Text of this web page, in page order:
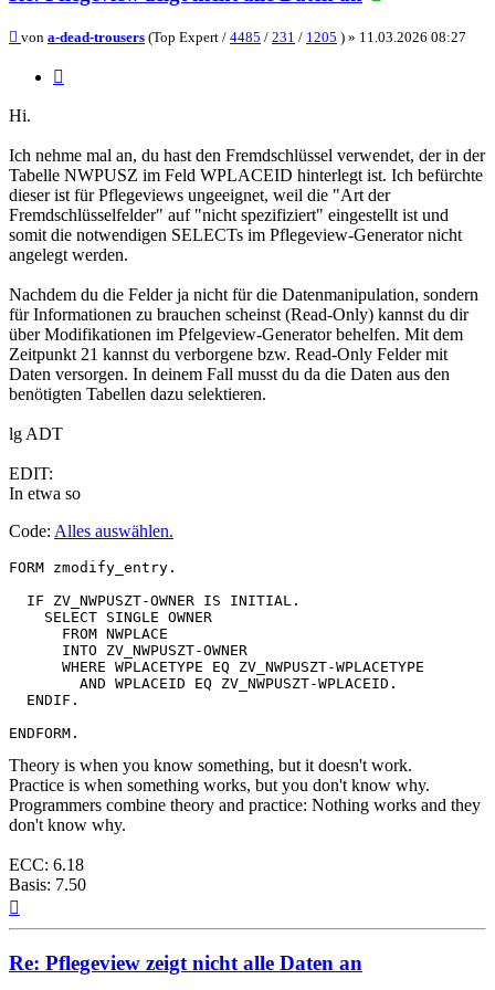
Beitrag
von a-dead-trousers (Top Expert / 4485 / 231 / 1205 ) » 11.03.2026 08:27
Hi.
Ich nehme mal an, du hast den Fremdschlüssel verwendet, der in der
Tabelle NWPUSZ im Feld WPLACEID hinterlegt ist. Ich befürchte
dieser ist für Pflegeviews ungeeignet, weil die "Art der
Fremdschlüsselfelder" auf "nicht spezifiziert" eingestellt ist und
somit die notwendigen SELECTs im Pflegeview-Generator nicht
angelegt werden.
Nachdem du die Felder ja nicht für die Datenmanipulation, sondern
für Informationen zu brauchen scheinst (Read-Only) kannst du dir
über Modifikationen im Pfelgeview-Generator behelfen. Mit dem
Zeitpunkt 21 kannst du verborgene bzw. Read-Only Felder mit
Daten versorgen. In deinem Fall musst du da die Daten aus den
benötigten Tabellen dazu selektieren.
lg ADT
EDIT:
In etwa so
Code: Alles auswählen.
FORM zmodify_entry.
  IF ZV_NWPUSZT-OWNER IS INITIAL.
    SELECT SINGLE OWNER
      FROM NWPLACE
      INTO ZV_NWPUSZT-OWNER
      WHERE WPLACETYPE EQ ZV_NWPUSZT-WPLACETYPE
        AND WPLACEID EQ ZV_NWPUSZT-WPLACEID.
  ENDIF.
ENDFORM.
Theory is when you know something, but it doesn't work.
Practice is when something works, but you don't know why.
Programmers combine theory and practice: Nothing works and they
don't know why.
ECC: 6.18
Basis: 7.50
Re: Pflegeview zeigt nicht alle Daten an